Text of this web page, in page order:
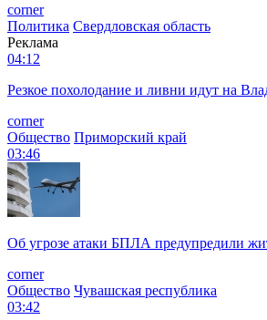
corner
Политика Свердловская область
Реклама
04:12
Резкое похолодание и ливни идут на
corner
Общество Приморский край
03:46
Об угрозе атаки БПЛА предупредили
corner
Общество Чувашская республика
03:42